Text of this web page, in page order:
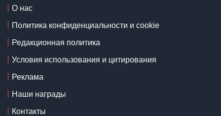
О нас
Политика конфиденциальности и cookie
Редакционная политика
Условия использования и цитирования
Реклама
Наши награды
Контакты